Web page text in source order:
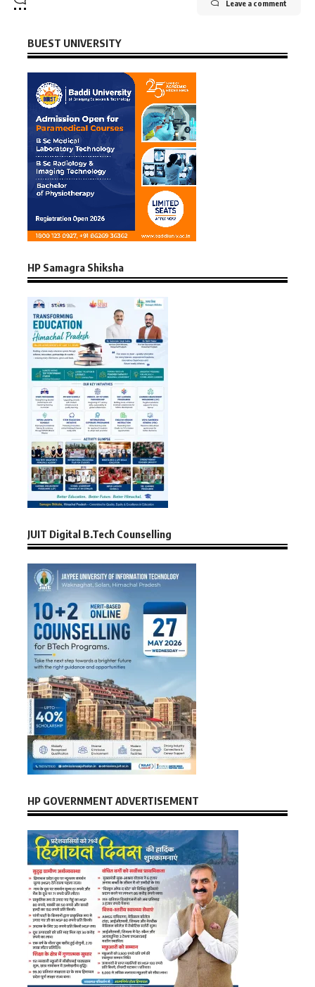
Leave a comment
BUEST UNIVERSITY
HP Samagra Shiksha
JUIT Digital B.Tech Counselling
HP GOVERNMENT ADVERTISEMENT